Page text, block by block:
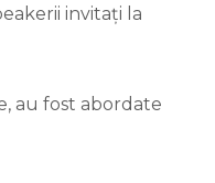
invitați la
au fost abordate